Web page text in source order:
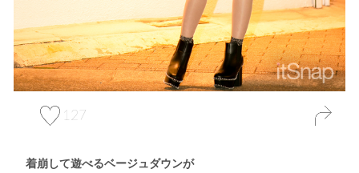
127
着崩して遊べるベージュダウンが